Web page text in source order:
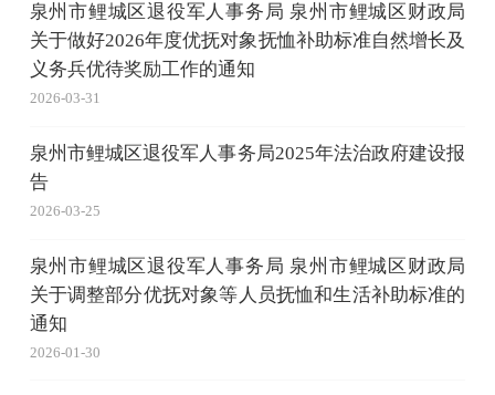
泉州市鲤城区退役军人事务局 泉州市鲤城区财政局
关于做好2026年度优抚对象抚恤补助标准自然增长及
义务兵优待奖励工作的通知
2026-03-31
泉州市鲤城区退役军人事务局2025年法治政府建设报
告
2026-03-25
泉州市鲤城区退役军人事务局 泉州市鲤城区财政局
关于调整部分优抚对象等人员抚恤和生活补助标准的
通知
2026-01-30